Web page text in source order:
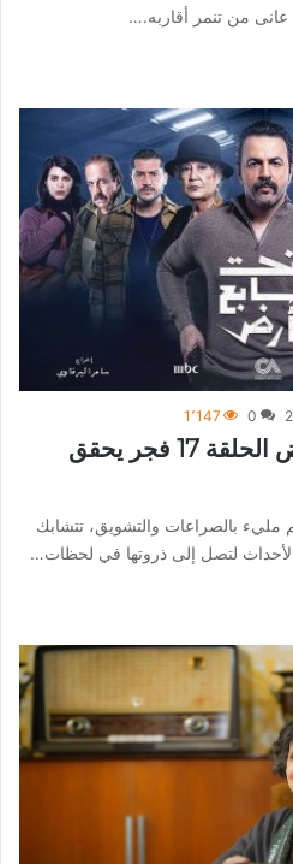
من تنمر أقاربه.…
0 1٬147
مسلسل تحت سابع أرض الحلقة 17 فجر يحقق
بالصراعات والتشويق، تتشابك
الأحداث لتصل إلى ذروتها في لحظات…